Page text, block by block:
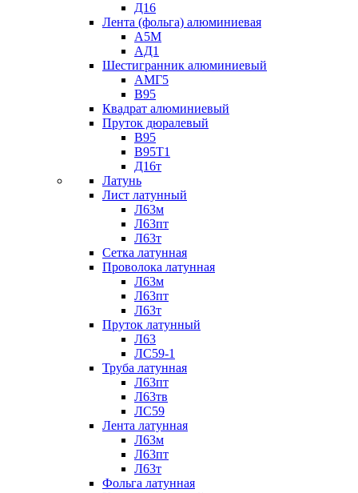
Д16
Лента (фольга) алюминиевая
А5М
АД1
Шестигранник алюминиевый
АМГ5
В95
Квадрат алюминиевый
Пруток дюралевый
В95
В95Т1
Д16т
Латунь
Лист латунный
Л63м
Л63пт
Л63т
Сетка латунная
Проволока латунная
Л63м
Л63пт
Л63т
Пруток латунный
Л63
ЛС59-1
Труба латунная
Л63пт
Л63тв
ЛС59
Лента латунная
Л63м
Л63пт
Л63т
Фольга латунная